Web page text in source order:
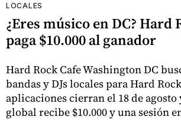
LOCALES
¿Eres músico en DC? Hard
paga $10.000 al ganador
Hard Rock Cafe Washington DC
bandas y DJs locales para Hard
aplicaciones cierran el 18 de
global recibe $10.000 y una sesión